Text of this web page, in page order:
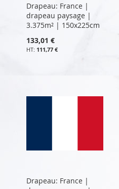
Drapeau: France |
drapeau paysage |
3.375m² | 150x225cm
133,01 €
111,77 €
Drapeau: France |